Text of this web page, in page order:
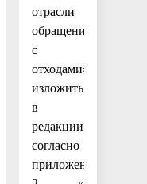
отрасли
обращения
с
отходами»,
изложить
в
редакции
согласно
приложению